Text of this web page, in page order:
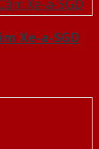
Xe-a-SGD